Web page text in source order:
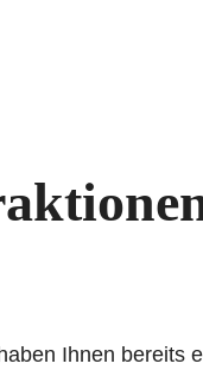
Ihnen bereits